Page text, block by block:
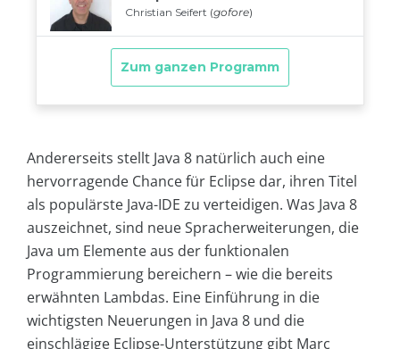
Andererseits stellt Java 8 natürlich auch eine
hervorragende Chance für Eclipse dar, ihren Titel
als populärste Java-IDE zu verteidigen. Was Java 8
auszeichnet, sind neue Spracherweiterungen, die
Java um Elemente aus der funktionalen
Programmierung bereichern – wie die bereits
erwähnten Lambdas. Eine Einführung in die
wichtigsten Neuerungen in Java 8 und die
einschlägige Eclipse-Unterstützung gibt Marc